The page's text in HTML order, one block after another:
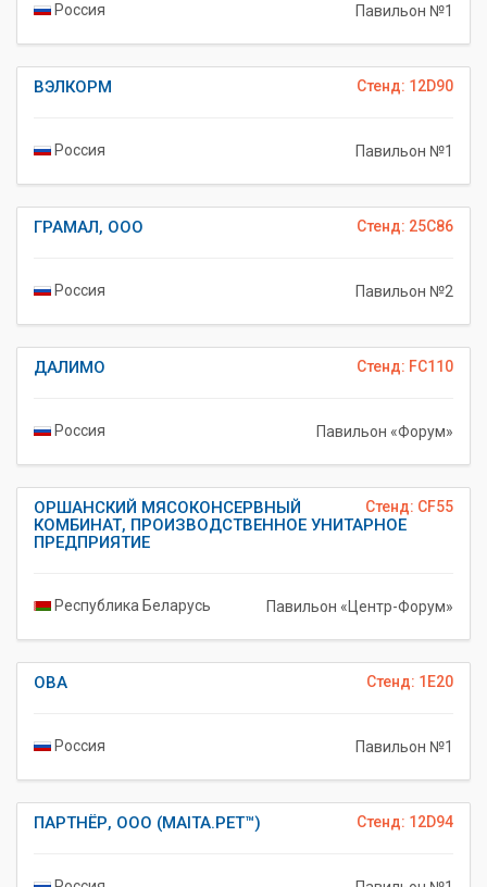
Россия Павильон №1
Стенд: 12D90
ВЭЛКОРМ
Россия Павильон №1
Стенд: 25C86
ГРАМАЛ, ООО
Россия Павильон №2
Стенд: FC110
ДАЛИМО
Россия Павильон «Форум»
Стенд: CF55
ОРШАНСКИЙ МЯСОКОНСЕРВНЫЙ
КОМБИНАТ, ПРОИЗВОДСТВЕННОЕ УНИТАРНОЕ
ПРЕДПРИЯТИЕ
Республика Беларусь Павильон «Центр-Форум»
Стенд: 1E20
ОВА
Россия Павильон №1
Стенд: 12D94
ПАРТНЁР, ООО (MAITA.PET™)